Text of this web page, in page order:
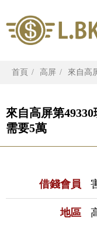
首頁 高屏 來自高
來自高屏第
需要5萬
借錢會員
地區